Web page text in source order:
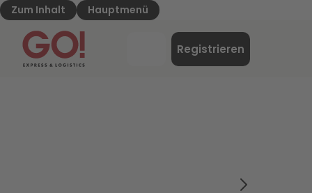
Zum Inhalt Hauptmenü
GO! Express & Logistics - Zur Starteite
Registrieren